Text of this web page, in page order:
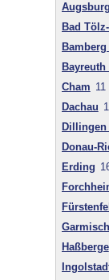
Bad
Cham 11
Dachau
Dillingen
Donau-
Erding
Haßberge